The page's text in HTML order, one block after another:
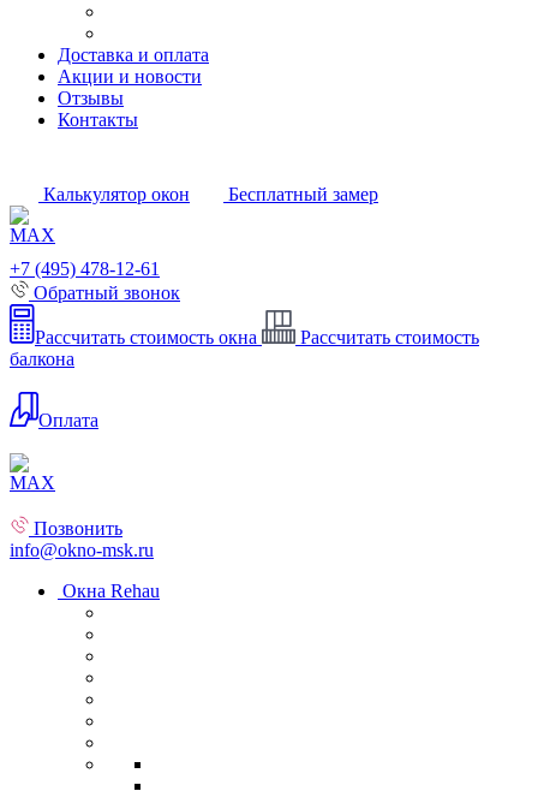
Доставка и оплата
Акции и новости
Отзывы
Контакты
Калькулятор окон Бесплатный замер
+7 (495) 478-12-61
Обратный звонок
Рассчитать стоимость окна
Рассчитать стоимость
балкона
Оплата
Позвонить
info@okno-msk.ru
Окна Rehau